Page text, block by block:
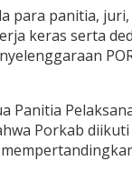
para panitia,
keras serta
Panitia
Porkab diikuti